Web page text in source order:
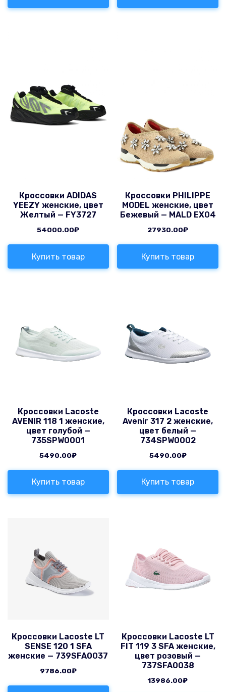
Кроссовки ADIDAS
YEEZY женские, цвет
Желтый — FY3727
54000.00₽
Купить товар
Кроссовки PHILIPPE
MODEL женские, цвет
Бежевый — MALD EX04
27930.00₽
Купить товар
Кроссовки Lacoste
AVENIR 118 1 женские,
цвет голубой —
735SPW0001
5490.00₽
Купить товар
Кроссовки Lacoste
Avenir 317 2 женские,
цвет белый —
734SPW0002
5490.00₽
Купить товар
Кроссовки Lacoste LT
SENSE 120 1 SFA
женские — 739SFA0037
9786.00₽
Кроссовки Lacoste LT
FIT 119 3 SFA женские,
цвет розовый —
737SFA0038
13986.00₽